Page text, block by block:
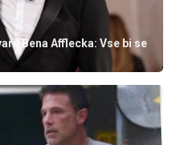
Bena Afflecka: Vse bi se